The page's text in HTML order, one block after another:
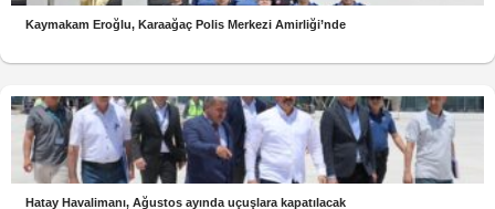
Kaymakam Eroğlu, Karaağaç Polis Merkezi Amirliği’nde
Hatay Havalimanı, Ağustos ayında uçuşlara kapatılacak